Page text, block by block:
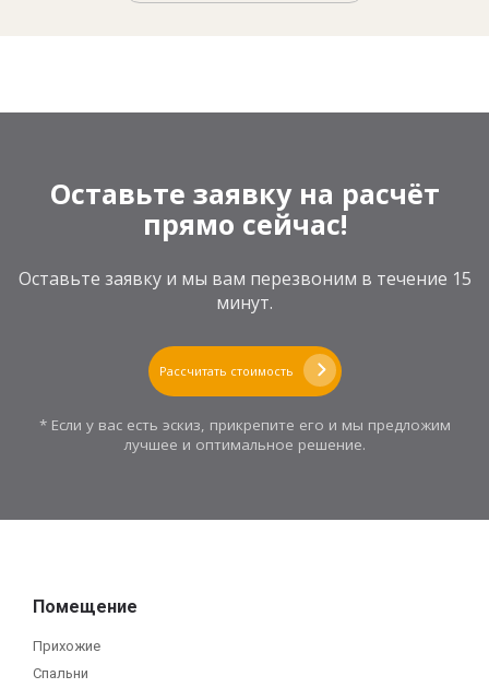
Оставьте заявку на расчёт
прямо сейчас!
Оставьте заявку и мы вам перезвоним в течение 15
минут.
Рассчитать стоимость
* Если у вас есть эскиз, прикрепите его и мы предложим
лучшее и оптимальное решение.
Помещение
Прихожие
Спальни